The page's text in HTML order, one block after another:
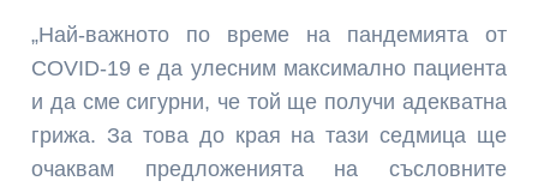
„Най-важното по време на пандемията от
COVID-19 е да улесним максимално пациента
и да сме сигурни, че той ще получи адекватна
грижа. За това до края на тази седмица ще
очаквам предложенията на съсловните